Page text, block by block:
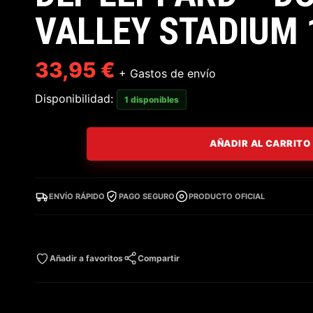
VALLEY STADIUM
33,95 € + Gastos de envío
Disponibilidad:
1 disponibles
AÑADIR AL CARRITO
ENVÍO RÁPIDO PAGO SEGURO PRODUCTO OFICIAL
Añadir a favoritos Compartir